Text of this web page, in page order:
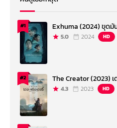
#1 Exhuma (2024) ขุดมั
5.0 2024 HD
#2 The Creator (2023) เ
4.3 2023 HD